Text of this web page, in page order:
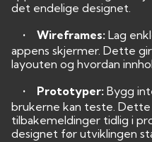
det endelige designet.
• Wireframes: Lag
appens skjermer. Dette
layouten og hvordan
• Prototyper: Bygg
brukerne kan teste.
tilbakemeldinger tidlig i
designet før utviklingen